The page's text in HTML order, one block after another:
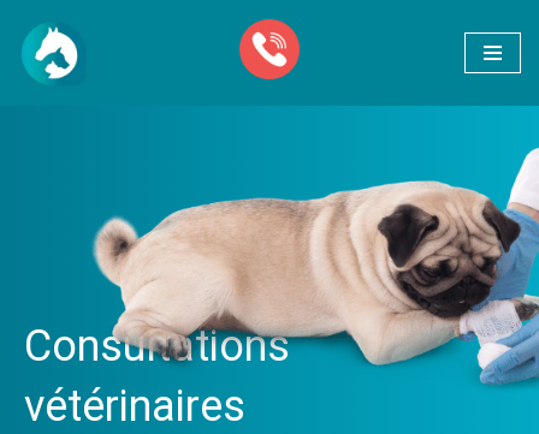
Aller
Consultations
vétérinaires